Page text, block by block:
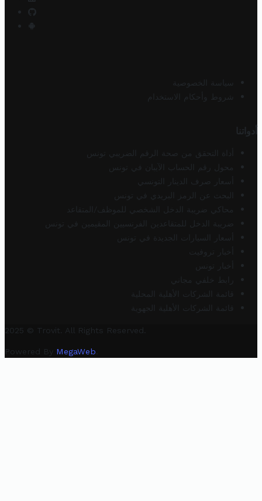
سياسة الخصوصية
شروط وأحكام الاستخدام
أدواتنا
أداة التحقق من صحة الرقم الضريبي تونس
محول رقم الحساب الآيبان في تونس
أسعار صرف الدينار التونسي
البحث عن الرمز البريدي في تونس
محاكي ضريبة الدخل الشخصي للموظف/المتقاعد
ضريبة الدخل للمتقاعدين الفرنسيين المقيمين في تونس
أسعار السيارات الجديدة في تونس
أخبار تروفيت
أخبار تونس
رابط خلفي مجاني
قائمة الشركات الأهلية المحلية
قائمة الشركات الأهلية الجهوية
2025 © Trovit. All Rights Reserved.
Powered By MegaWeb